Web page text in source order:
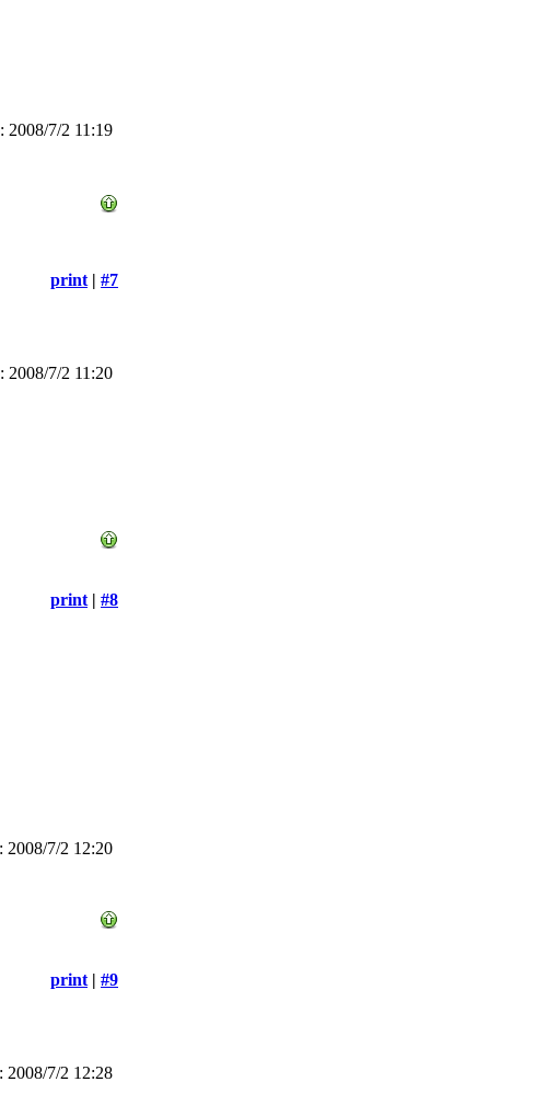
2008/7/2 11:19
print | #7
2008/7/2 11:20
print | #8
7/2 12:20
print | #9
7/2 12:28